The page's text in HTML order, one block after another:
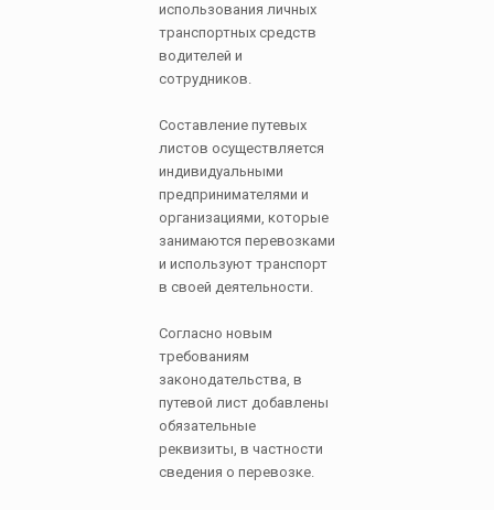
использования личных
транспортных средств
водителей и
сотрудников.
Составление путевых
листов осуществляется
индивидуальными
предпринимателями и
организациями, которые
занимаются перевозками
и используют транспорт
в своей деятельности.
Согласно новым
требованиям
законодательства, в
путевой лист добавлены
обязательные
реквизиты, в частности
сведения о перевозке.